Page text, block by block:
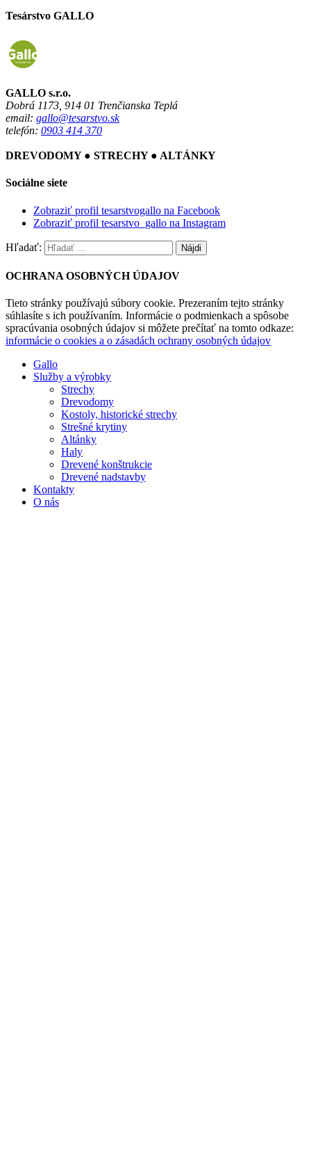
Tesárstvo GALLO
GALLO s.r.o.
Dobrá 1173, 914 01 Trenčianska Teplá
email: gallo@tesarstvo.sk
telefón: 0903 414 370
DREVODOMY ● STRECHY ● ALTÁNKY
Sociálne siete
Zobraziť profil tesarstvogallo na Facebook
Zobraziť profil tesarstvo_gallo na Instagram
Hľadať:
OCHRANA OSOBNÝCH ÚDAJOV
Tieto stránky používajú súbory cookie. Prezeraním tejto stránky
súhlasíte s ich používaním. Informácie o podmienkach a spôsobe
spracúvania osobných údajov si môžete prečítať na tomto odkaze:
informácie o cookies a o zásadách ochrany osobných údajov
Gallo
Služby a výrobky
Strechy
Drevodomy
Kostoly, historické strechy
Strešné krytiny
Altánky
Haly
Drevené konštrukcie
Drevené nadstavby
Kontakty
O nás